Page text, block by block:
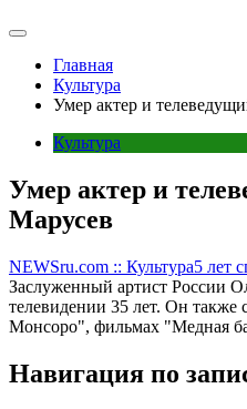
Главная
Культура
Умер актер и
Культура
Умер актер и
Марусев
NEWSru.com :: Культура5 лет
Заслуженный артист России
телевидении 35 лет. Он также
Монсоро", фильмах "Медная
Навигация по